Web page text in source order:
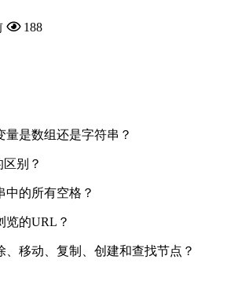
188
量是数组还是字符串？
区别？
中的所有空格？
览的URL？
、移动、复制、创建和查找节点？